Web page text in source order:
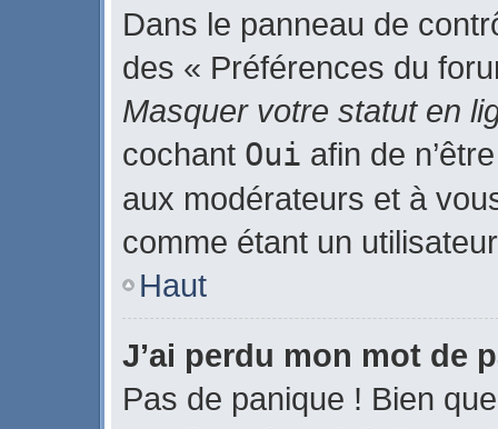
Dans le panneau de
des « Préférences du
Masquer votre statut en
cochant Oui afin de
aux modérateurs et à
comme étant un
Haut
J’ai perdu mon mot de
Pas de panique ! Bien